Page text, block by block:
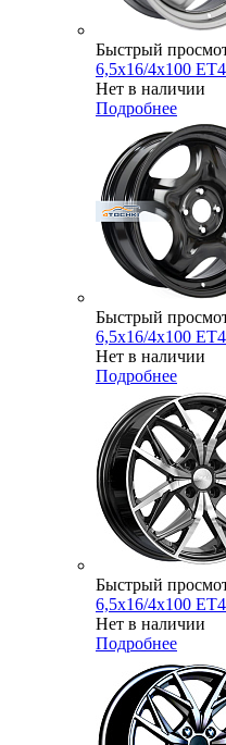
Быстрый
6,5x16/4x100
Нет в наличии
Подробнее
Быстрый
6,5x16/4x100
Нет в наличии
Подробнее
Быстрый
6,5x16/4x100
Нет в наличии
Подробнее